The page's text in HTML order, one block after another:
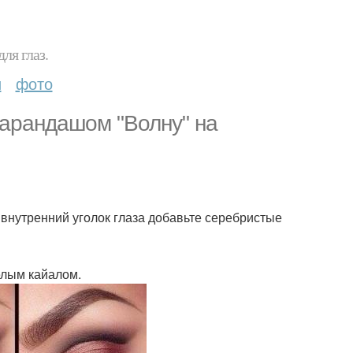
глаз.
фото
"Волну" на
уголок глаза добавьте серебристые
кайалом.